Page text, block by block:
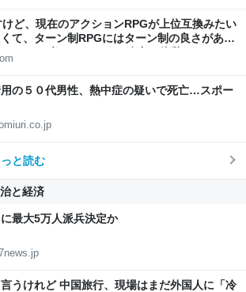
けど、現在のアクションRPGが上位互換みたい
て、ターン制RPGにはターン制の良さがある
っくり考えられたり、途中で休憩したりでき
じゃないですか もっとターン制を煮詰めて欲
がここはオクトパストラベラーを推したい
の５０代男性、熱中症の疑いで死亡…スポー
と読む
と経済
に最大5万人派兵決定か
うけれど 中国旅行、現場はまだ外国人に「冷